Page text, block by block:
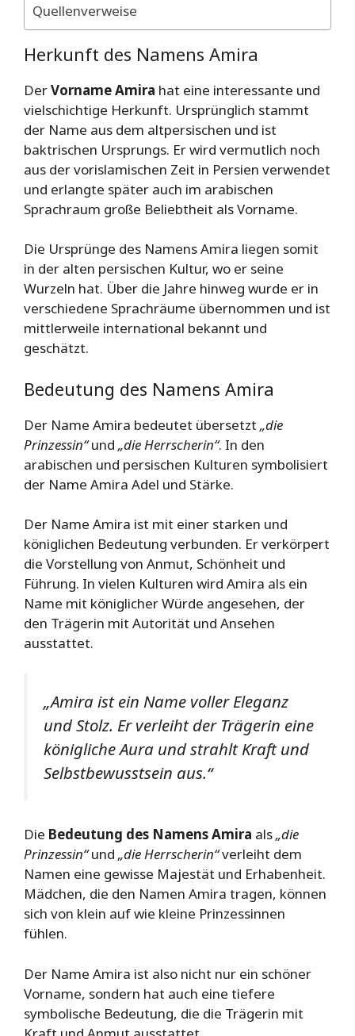
Quellenverweise
Herkunft des Namens Amira
DerVorname Amira hat eine interessante und
vielschichtige Herkunft. Ursprünglich stammt
der Name aus dem altpersischen und ist
baktrischen Ursprungs. Er wird vermutlich noch
aus der vorislamischen Zeit in Persien verwendet
und erlangte später auch im arabischen
Sprachraum große Beliebtheit als Vorname.
Die Ursprünge des Namens Amira liegen somit
in der alten persischen Kultur, wo er seine
Wurzeln hat. Über die Jahre hinweg wurde er in
verschiedene Sprachräume übernommen und ist
mittlerweile international bekannt und
geschätzt.
Bedeutung des Namens Amira
Der Name Amira bedeutet übersetzt „die
Prinzessin“und „die Herrscherin“. In den
arabischen und persischen Kulturen symbolisiert
der Name Amira Adel und Stärke.
Der Name Amira ist mit einer starken und
königlichen Bedeutung verbunden. Er verkörpert
die Vorstellung von Anmut, Schönheit und
Führung. In vielen Kulturen wird Amira als ein
Name mit königlicher Würde angesehen, der
den Trägerin mit Autorität und Ansehen
ausstattet.
„Amira ist ein Name voller Eleganz
und Stolz. Er verleiht der Trägerin eine
königliche Aura und strahlt Kraft und
Selbstbewusstsein aus.“
Die Bedeutung des Namens Amira als„die
Prinzessin“und „die Herrscherin“verleiht dem
Namen eine gewisse Majestät und Erhabenheit.
Mädchen, die den Namen Amira tragen, können
sich von klein auf wie kleine Prinzessinnen
fühlen.
Der Name Amira ist also nicht nur ein schöner
Vorname, sondern hat auch eine tiefere
symbolische Bedeutung, die die Trägerin mit